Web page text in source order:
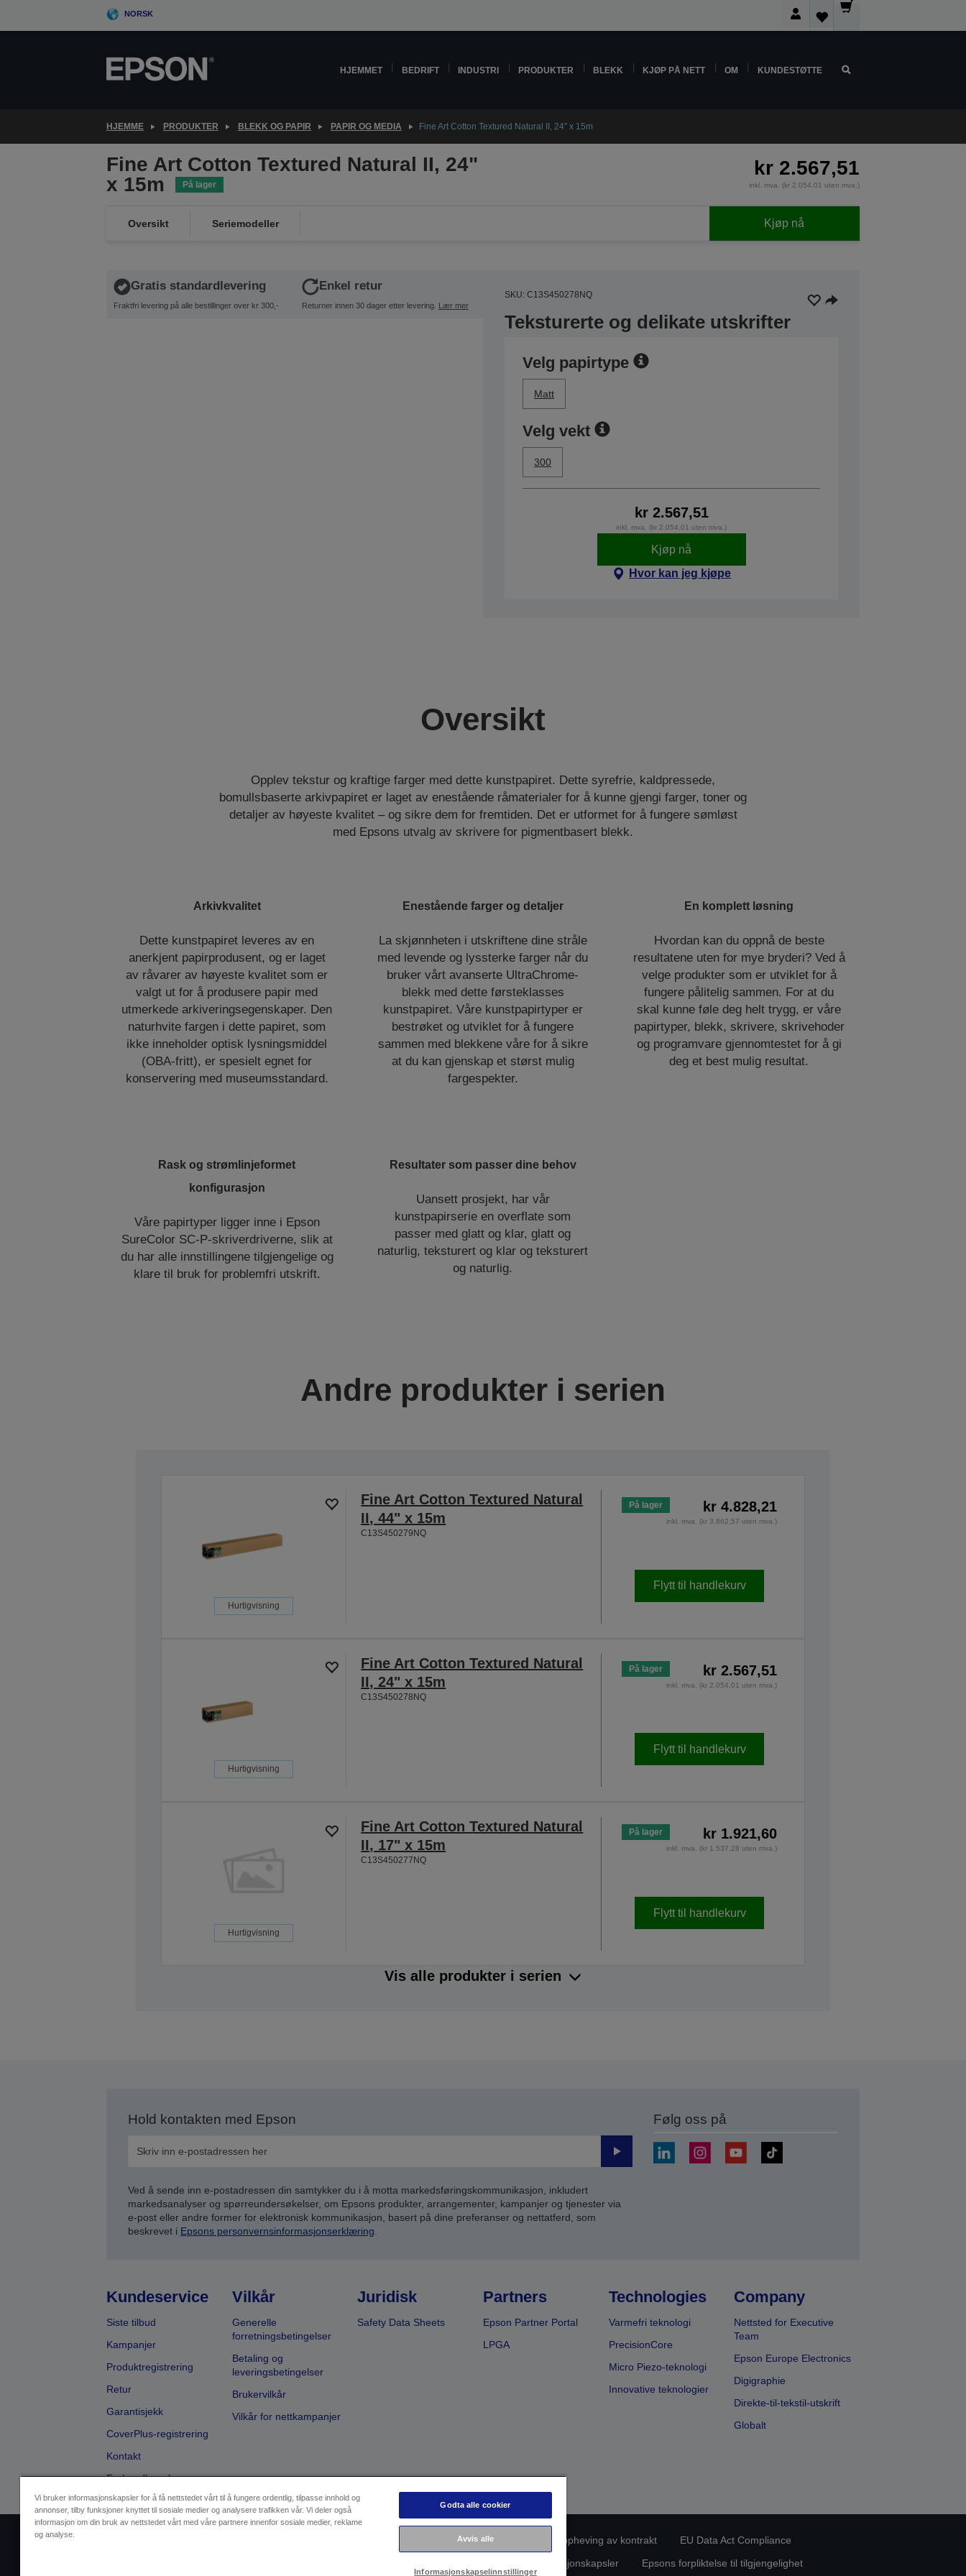
NORSK
HJEMMET BEDRIFT INDUSTRI PRODUKTER BLEKK KJØP PÅ NETT OM KUNDESTØTTE
HJEMME PRODUKTER BLEKK OG PAPIR PAPIR OG MEDIA Fine Art Cotton Textured Natural II, 24" x 15m
Fine Art Cotton Textured Natural II, 24"
x 15m
På lager
kr 2.567,51
inkl. mva. (kr 2.054,01 uten mva.)
Oversikt Seriemodeller Kjøp nå
Gratis standardlevering
Fraktfri levering på alle bestillinger over kr 300,-
Enkel retur
Returner innen 30 dager etter levering. Lær mer
SKU: C13S450278NQ
Teksturerte og delikate utskrifter
Velg papirtype
Matt
Velg vekt
300
kr 2.567,51
inkl. mva. (kr 2.054,01 uten mva.)
Kjøp nå
Hvor kan jeg kjøpe
Oversikt
Opplev tekstur og kraftige farger med dette kunstpapiret. Dette syrefrie, kaldpressede,
bomullsbaserte arkivpapiret er laget av enestående råmaterialer for å kunne gjengi farger, toner og
detaljer av høyeste kvalitet – og sikre dem for fremtiden. Det er utformet for å fungere sømløst
med Epsons utvalg av skrivere for pigmentbasert blekk.
Arkivkvalitet
Dette kunstpapiret leveres av en
anerkjent papirprodusent, og er laget
av råvarer av høyeste kvalitet som er
valgt ut for å produsere papir med
utmerkede arkiveringsegenskaper. Den
naturhvite fargen i dette papiret, som
ikke inneholder optisk lysningsmiddel
(OBA-fritt), er spesielt egnet for
konservering med museumsstandard.
Enestående farger og detaljer
La skjønnheten i utskriftene dine stråle
med levende og lyssterke farger når du
bruker vårt avanserte UltraChrome-
blekk med dette førsteklasses
kunstpapiret. Våre kunstpapirtyper er
bestrøket og utviklet for å fungere
sammen med blekkene våre for å sikre
at du kan gjenskap et størst mulig
fargespekter.
En komplett løsning
Hvordan kan du oppnå de beste
resultatene uten for mye bryderi? Ved å
velge produkter som er utviklet for å
fungere pålitelig sammen. For at du
skal kunne føle deg helt trygg, er våre
papirtyper, blekk, skrivere, skrivehoder
og programvare gjennomtestet for å gi
deg et best mulig resultat.
Rask og strømlinjeformet
konfigurasjon
Våre papirtyper ligger inne i Epson
SureColor SC-P-skriverdriverne, slik at
du har alle innstillingene tilgjengelige og
klare til bruk for problemfri utskrift.
Resultater som passer dine behov
Uansett prosjekt, har vår
kunstpapirserie en overflate som
passer med glatt og klar, glatt og
naturlig, teksturert og klar og teksturert
og naturlig.
Andre produkter i serien
Hurtigvisning
Fine Art Cotton Textured Natural
II, 44" x 15m
C13S450279NQ
På lager kr 4.828,21
inkl. mva. (kr 3.862,57 uten mva.)
Flytt til handlekurv
Hurtigvisning
Fine Art Cotton Textured Natural
II, 24" x 15m
C13S450278NQ
På lager kr 2.567,51
inkl. mva. (kr 2.054,01 uten mva.)
Flytt til handlekurv
Hurtigvisning
Fine Art Cotton Textured Natural
II, 17" x 15m
C13S450277NQ
På lager kr 1.921,60
inkl. mva. (kr 1.537,28 uten mva.)
Flytt til handlekurv
Vis alle produkter i serien
Hold kontakten med Epson
Send
Ved å sende inn e-postadressen din samtykker du i å motta markedsføringskommunikasjon, inkludert
markedsanalyser og spørreundersøkelser, om Epsons produkter, arrangementer, kampanjer og tjenester via
e-post eller andre former for elektronisk kommunikasjon, basert på dine preferanser og nettatferd, som
beskrevet i Epsons personvernsinformasjonserklæring
Følg oss på
Kundeservice
Siste tilbud
Kampanjer
Produktregistrering
Retur
Garantisjekk
CoverPlus-registrering
Kontakt
Forhandlersøk
Vilkår
Generelle
forretningsbetingelser
Betaling og
leveringsbetingelser
Brukervilkår
Vilkår for nettkampanjer
Juridisk
Safety Data Sheets
Partners
Epson Partner Portal
LPGA
Technologies
Varmefri teknologi
PrecisionCore
Micro Piezo-teknologi
Innovative teknologier
Company
Nettsted for Executive
Team
Epson Europe Electronics
Digigraphie
Direkte-til-tekstil-utskrift
Globalt
Personvernerklæring Oppheving av kontrakt
EU Data Act Compliance
Informasjon om informasjonskapsler Epsons forpliktelse til tilgjengelighet
Vi bruker informasjonskapsler for å få nettstedet vårt til å fungere ordentlig, tilpasse innhold og
annonser, tilby funksjoner knyttet til sosiale medier og analysere trafikken vår. Vi deler også
informasjon om din bruk av nettstedet vårt med våre partnere innenfor sosiale medier, reklame
og analyse.
Godta alle cookier
Avvis alle
Informasjonskapselinnstillinger